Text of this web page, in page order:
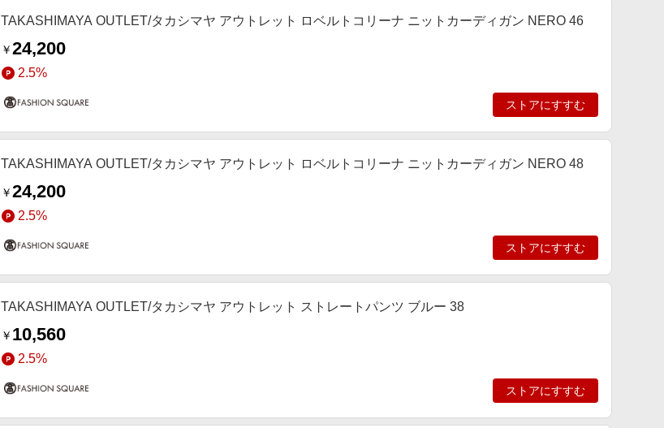
TAKASHIMAYA OUTLET/タカシマヤ アウトレット ロベルトコリーナ ニットカーディガン NERO 46
￥24,200
2.5%
ストアにすすむ
TAKASHIMAYA OUTLET/タカシマヤ アウトレット ロベルトコリーナ ニットカーディガン NERO 48
￥24,200
2.5%
ストアにすすむ
TAKASHIMAYA OUTLET/タカシマヤ アウトレット ストレートパンツ ブルー 38
￥ 10,560
2.5%
ストアにすすむ